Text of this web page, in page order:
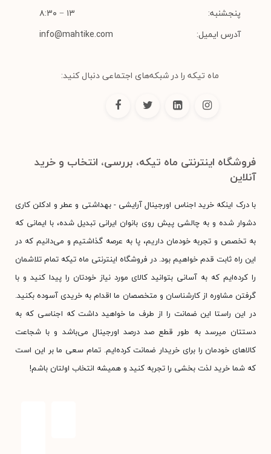
پنجشنبه:
۱۳ − ۸:۳۰
آدرس ایمیل:
info@mahtike.com
ماه تیکه را در شبکه‌های اجتماعی دنبال کنید:
فروشگاه اینترنتی ماه تیکه، بررسی، انتخاب و خرید
آنلاین
با درک اینکه خرید اجناس اورجینال آرایشی - بهداشتی و عطر و ادکلن کاری
دشوار شده و به چالشی پیش روی بانوان ایرانی تبدیل شده، با ایمانی که
به تخصص و تجربه خودمان داریم، پا به عرصه گذاشتیم و می‌دانیم که در
این راه ثابت قدم خواهیم بود. در فروشگاه اینترنتی ماه تیکه تمام تلاشمان
را کرده‌ایم که به آسانی بتوانید کالای مورد نیاز خودتان را پیدا کنید و با
گرفتن مشاوره از کارشناسان و متخصصان ما اقدام به خریدی آسوده بکنید.
در این راستا این ضمانت را از طرف ما خواهید داشت که اجناسی که به
دستتان میرسد به طور قطع صد درصد اورجینال می‌باشد و با شجاعت
کالاهای خودمان را برای خریدار ضمانت کرده‌ایم. تمام سعی ما بر این است
که شما خرید لذت بخشی را تجربه کنید و همیشه انتخاب اولتان باشم!